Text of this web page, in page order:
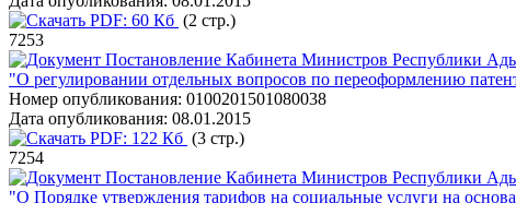
PDF: 60 Кб (2 стр.)
7253
Постановление Кабинета Министров Республики
"О регулировании отдельных вопросов по переоформлению
Номер опубликования: 0100201501080038
Дата опубликования: 08.01.2015
PDF: 122 Кб (3 стр.)
7254
Постановление Кабинета Министров Республики
"О Порядке утверждения тарифов на социальные услуги на